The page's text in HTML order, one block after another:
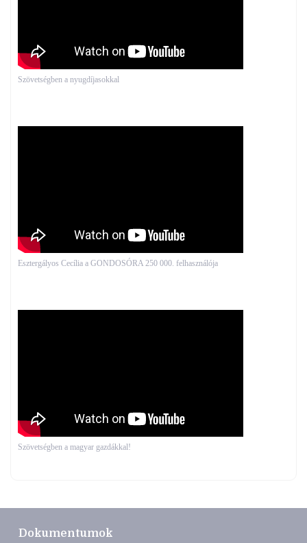
Szövetségben a nyugdíjasokkal
Esztergályos Cecília a GONDOSÓRA 250 000. felhasználója
Szövetségben a magyar gazdákkal!
Dokumentumok